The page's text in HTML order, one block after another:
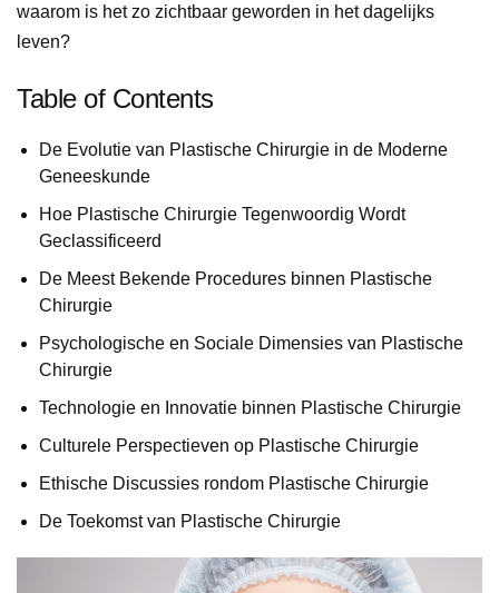
waarom is het zo zichtbaar geworden in het dagelijks
leven?
Table of Contents
De Evolutie van Plastische Chirurgie in de Moderne
Geneeskunde
Hoe Plastische Chirurgie Tegenwoordig Wordt
Geclassificeerd
De Meest Bekende Procedures binnen Plastische
Chirurgie
Psychologische en Sociale Dimensies van Plastische
Chirurgie
Technologie en Innovatie binnen Plastische Chirurgie
Culturele Perspectieven op Plastische Chirurgie
Ethische Discussies rondom Plastische Chirurgie
De Toekomst van Plastische Chirurgie